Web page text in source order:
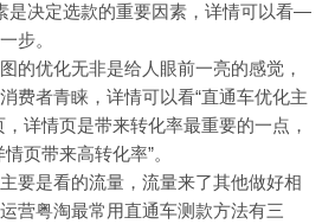
是决定选款的重要因素，详情可以看—
步。
的优化无非是给人眼前一亮的感觉，
费者青睐，详情可以看“直通车优化主
详情页是带来转化率最重要的一点，
页带来高转化率”。
要是看的流量，流量来了其他做好相
营粤淘最常用直通车测款方法有三